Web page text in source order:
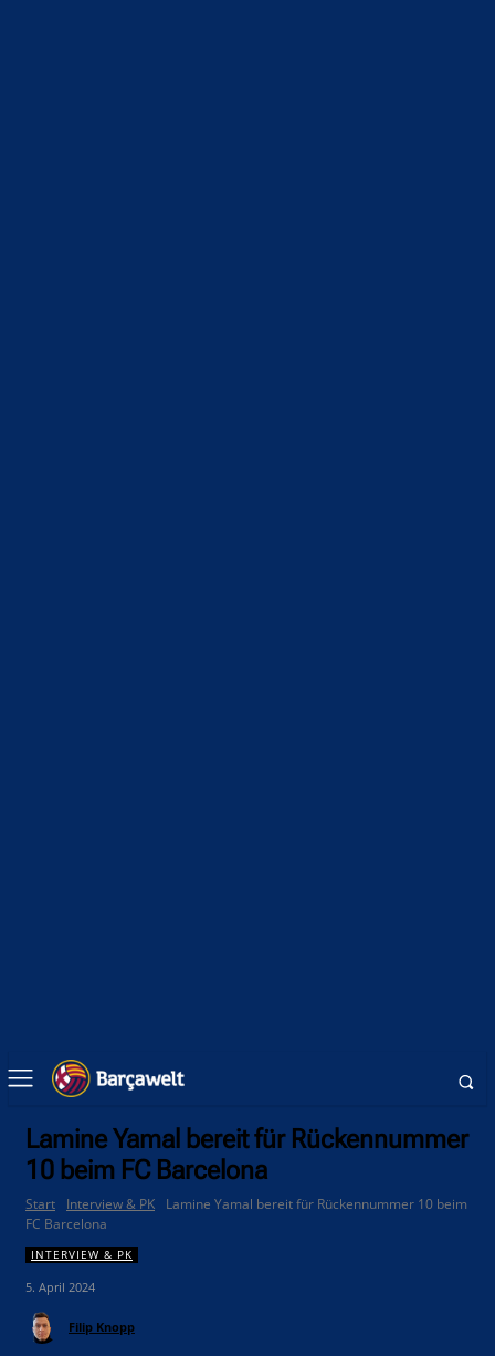
Lamine Yamal bereit für Rückennummer
10 beim FC Barcelona
Start Interview & PK
Lamine Yamal bereit für Rückennummer 10 beim
FC Barcelona
INTERVIEW & PK
5. April 2024
Filip Knopp